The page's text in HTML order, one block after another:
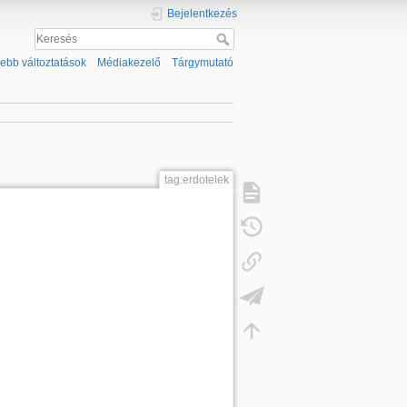
Bejelentkezés
változtatások Médiakezelő Tárgymutató
tag:erdotelek